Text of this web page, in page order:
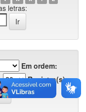
letras:
Em ordem:
Registro(s):